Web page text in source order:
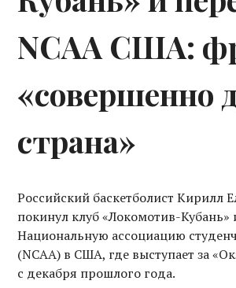
NCAA США:
«совершенно
страна»
Российский баскетболист Кирилл
покинул клуб «Локомотив-Кубань»
Национальную ассоциацию
(NCAA) в США, где выступает за
с декабря прошлого года.